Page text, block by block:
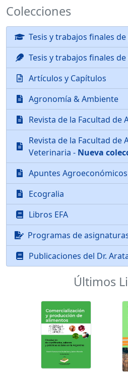
Colecciones
Tesis y trabajos finales
Tesis y trabajos finales
Artículos y Capítulos
Agronomía & Ambiente
Revista de la Facultad de
Revista de la Facultad de
Veterinaria - Nueva
Apuntes Agroeconómicos
Ecogralia
Libros EFA
Programas de
Publicaciones del Dr.
Últimos